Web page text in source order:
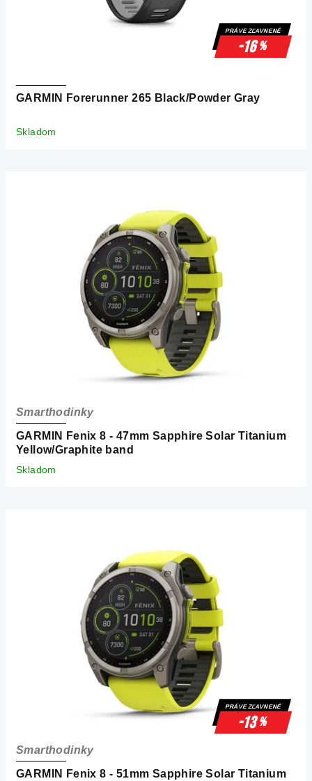
PRÁVE ZĽAVNENÉ
-16%
GARMIN Forerunner 265 Black/Powder Gray
Skladom
GARMIN Fenix 8 - 47mm Sapphire Solar Titanium
Yellow/Graphite band
Smarthodinky
Skladom
PRÁVE ZĽAVNENÉ
-13%
GARMIN Fenix 8 - 51mm Sapphire Solar Titanium
Smarthodinky